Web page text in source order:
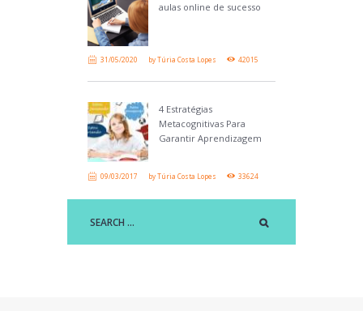
aulas online de sucesso
31/05/2020 byTúria Costa Lopes 42015
4 Estratégias
Metacognitivas Para
Garantir Aprendizagem
09/03/2017 byTúria Costa Lopes 33624